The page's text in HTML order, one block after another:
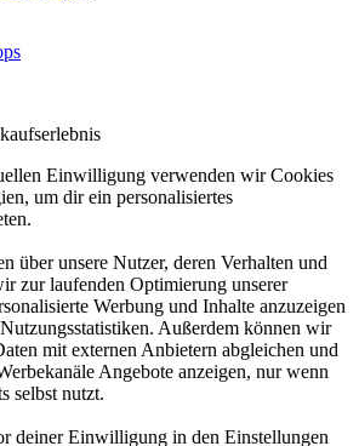
Einwilligung verwenden wir Cookies
um dir ein personalisiertes
über unsere Nutzer, deren Verhalten und
zur laufenden Optimierung unserer
Werbung und Inhalte anzuzeigen
Außerdem können wir
mit externen Anbietern abgleichen und
Angebote anzeigen, nur wenn
selbst nutzt.
deiner Einwilligung in den Einstellungen